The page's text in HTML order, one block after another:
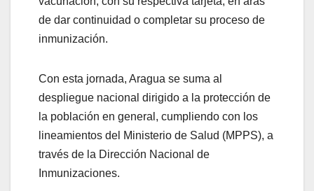
de dar continuidad o completar su proceso de
inmunización.
Con esta jornada, Aragua se suma al
despliegue nacional dirigido a la protección de
la población en general, cumpliendo con los
lineamientos del Ministerio de Salud (MPPS), a
través de la Dirección Nacional de
Inmunizaciones.